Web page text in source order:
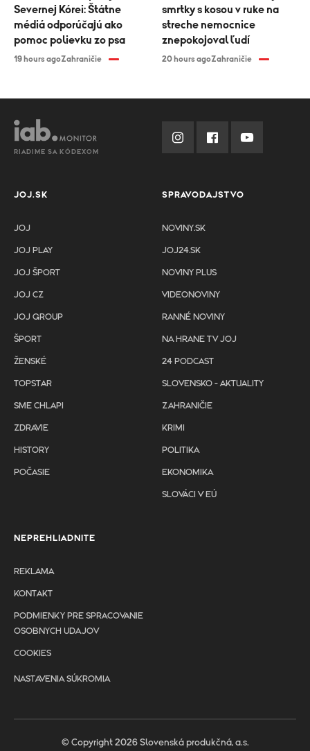
Severnej Kórei: Štátne
médiá odporúčajú ako
pomoc polievku zo psa
19 hours agoZahraničie
smrtky s kosou v ruke na
streche nemocnice
znepokojoval ľudí
20 hours agoZahraničie
RIADIME SA KÓDEXOM
JOJ.SK
JOJ
JOJ PLAY
JOJ ŠPORT
JOJ CZ
JOJ GROUP
ŠPORT
ŽENSKÉ
TOPSTAR
SME CHLAPI
ZDRAVIE
HISTORY
POČASIE
SPRAVODAJSTVO
NOVINY.SK
JOJ24.SK
NOVINY PLUS
VIDEONOVINY
RANNÉ NOVINY
NA HRANE TV JOJ
24 PODCAST
SLOVENSKO - AKTUALITY
ZAHRANIČIE
KRIMI
POLITIKA
EKONOMIKA
SLOVÁCI V EÚ
NEPREHLIADNITE
REKLAMA
KONTAKT
PODMIENKY PRE SPRACOVANIE
OSOBNYCH UDAJOV
COOKIES
NASTAVENIA SÚKROMIA
© Copyright 2026 Slovenská produkčná, a.s.